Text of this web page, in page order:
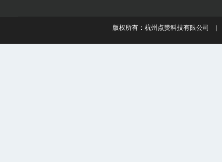
版权所有：杭州点赞科技有限公司